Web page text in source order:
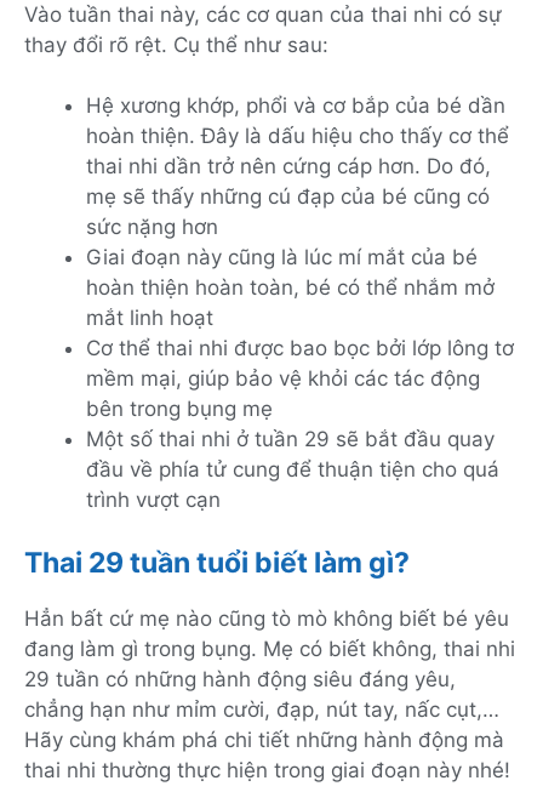
Vào tuần thai này, các cơ quan của thai nhi có sự
thay đổi rõ rệt. Cụ thể như sau:
Hệ xương khớp, phổi và cơ bắp của bé dần
hoàn thiện. Đây là dấu hiệu cho thấy cơ thể
thai nhi dần trở nên cứng cáp hơn. Do đó,
mẹ sẽ thấy những cú đạp của bé cũng có
sức nặng hơn
Giai đoạn này cũng là lúc mí mắt của bé
hoàn thiện hoàn toàn, bé có thể nhắm mở
mắt linh hoạt
Cơ thể thai nhi được bao bọc bởi lớp lông tơ
mềm mại, giúp bảo vệ khỏi các tác động
bên trong bụng mẹ
Một số thai nhi ở tuần 29 sẽ bắt đầu quay
đầu về phía tử cung để thuận tiện cho quá
trình vượt cạn
Thai 29 tuần tuổi biết làm gì?
Hẳn bất cứ mẹ nào cũng tò mò không biết bé yêu
đang làm gì trong bụng. Mẹ có biết không, thai nhi
29 tuần có những hành động siêu đáng yêu,
chẳng hạn như mỉm cười, đạp, nút tay, nấc cụt,…
Hãy cùng khám phá chi tiết những hành động mà
thai nhi thường thực hiện trong giai đoạn này nhé!